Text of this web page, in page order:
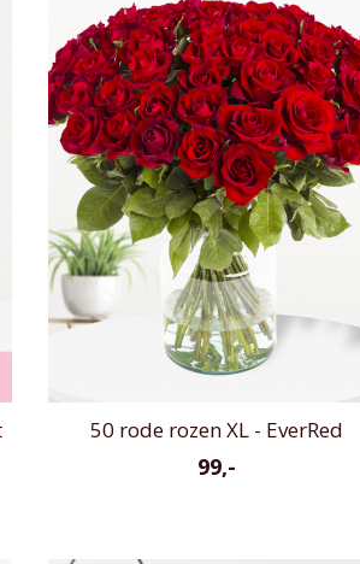
50 rode rozen XL - EverRed
99,-